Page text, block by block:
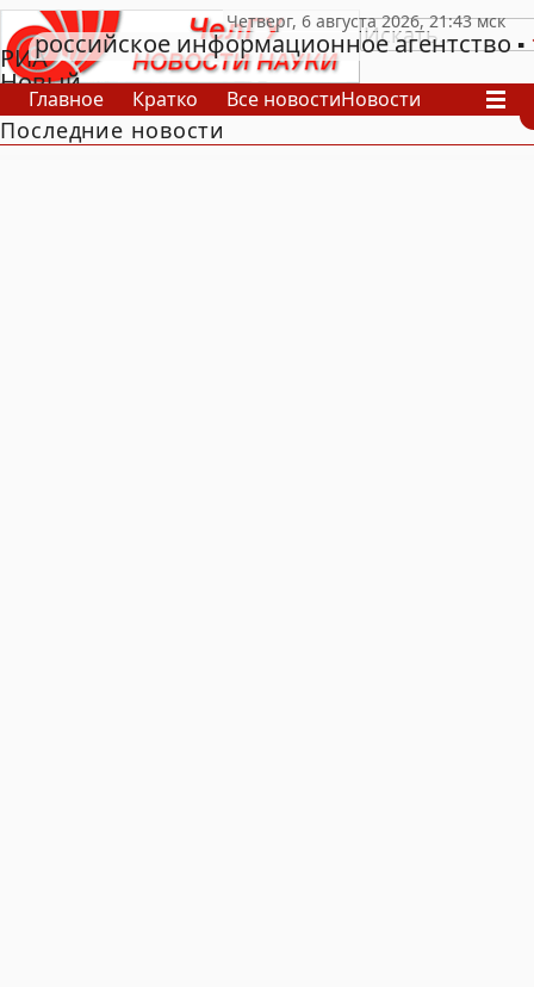
РИА
Новый
День
российское информационное агентство
Главное Кратко Все новостиНовости
В России
В мире
Последние новости